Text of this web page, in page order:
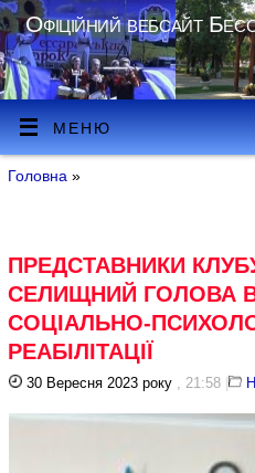
Офіційний вебсайт
МЕНЮ
Головна »
ПРЕДСТАВНИКИ
СЕЛИЩНИЙ ГОЛОВА
СОЦІАЛЬНО-
РЕАБІЛІТАЦІЇ
30 Вересня 2023 року , 21:58 |